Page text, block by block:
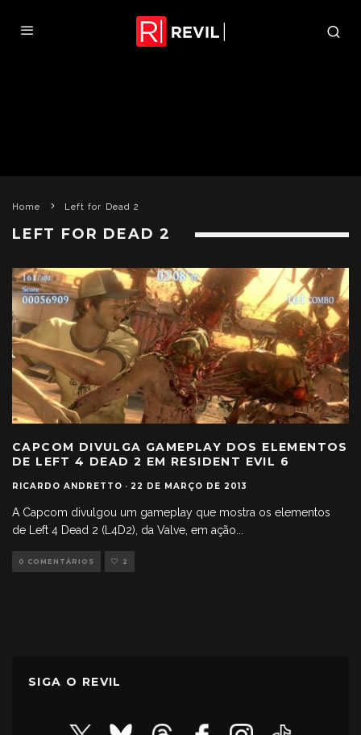
Home Left for Dead 2
LEFT FOR DEAD 2
CAPCOM DIVULGA GAMEPLAY DOS ELEMENTOS
DE LEFT 4 DEAD 2 EM RESIDENT EVIL 6
RICARDO ANDRETTO · 22 DE MARÇO DE 2013
A Capcom divulgou um gameplay que mostra os elementos
de Left 4 Dead 2 (L4D2), da Valve, em ação
0 COMENTÁRIOS 2
SIGA O REVIL